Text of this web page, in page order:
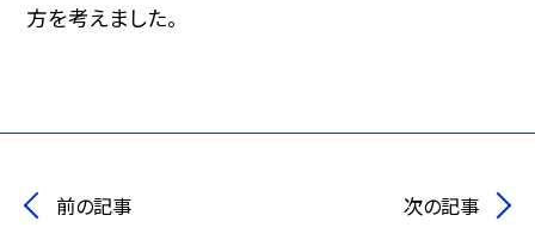
方を考えました。
前の記事 次の記事